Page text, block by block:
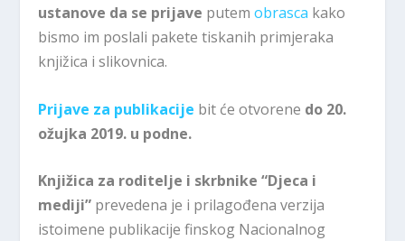
ustanove da se prijave putemobrasca kako
bismo im poslali pakete tiskanih primjeraka
knjižica i slikovnica.
Prijave za publikacije bit će otvorene do 20.
ožujka 2019. u podne.
Knjižica za roditelje i skrbnike “Djeca i
mediji” prevedena je i prilagođena verzija
istoimene publikacije finskog Nacionalnog